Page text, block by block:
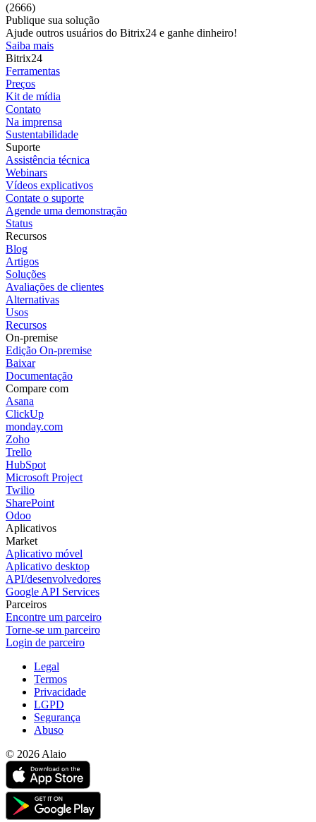
(2666)
Publique sua solução
Ajude outros usuários do Bitrix24 e ganhe dinheiro!
Saiba mais
Bitrix24
Ferramentas
Preços
Kit de mídia
Contato
Na imprensa
Sustentabilidade
Suporte
Assistência técnica
Webinars
Vídeos explicativos
Contate o suporte
Agende uma demonstração
Status
Recursos
Blog
Artigos
Soluções
Avaliações de clientes
Alternativas
Usos
Recursos
On-premise
Edição On-premise
Baixar
Documentação
Compare com
Asana
ClickUp
monday.com
Zoho
Trello
HubSpot
Microsoft Project
Twilio
SharePoint
Odoo
Aplicativos
Market
Aplicativo móvel
Aplicativo desktop
API/desenvolvedores
Google API Services
Parceiros
Encontre um parceiro
Torne-se um parceiro
Login de parceiro
Legal
Termos
Privacidade
LGPD
Segurança
Abuso
© 2026 Alaio